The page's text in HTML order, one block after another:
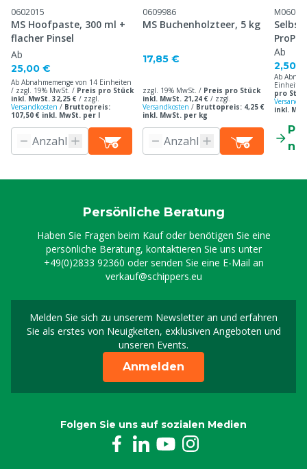
0602015
MS Hoofpaste, 300 ml +
flacher Pinsel
Ab
25,00 €
Ab Abnahmemenge von 14 Einheiten
/ zzgl. 19% MwSt. / Preis pro Stück
inkl. MwSt. 32,25 € / zzgl.
Versandkosten / Bruttopreis:
107,50 € inkl. MwSt. per l
0609986
MS Buchenholzteer, 5 kg
17,85 €
zzgl. 19% MwSt. / Preis pro Stück
inkl. MwSt. 21,24 € / zzgl.
Versandkosten / Bruttopreis: 4,25 €
inkl. MwSt. per kg
Ab
2,50 €
Ab
pro
inkl.
Persönliche Beratung
Haben Sie Fragen beim Kauf oder benötigen Sie eine
persönliche Beratung, kontaktieren Sie uns unter
+49(0)2833 92360 oder senden Sie eine E-Mail an
verkauf@schippers.eu
Melden Sie sich zu unserem Newsletter an und erfahren
Sie als erstes von Neuigkeiten, exklusiven Angeboten und
unseren Events.
Melden Sie sich für
Anmelden
Folgen Sie uns auf sozialen Medien